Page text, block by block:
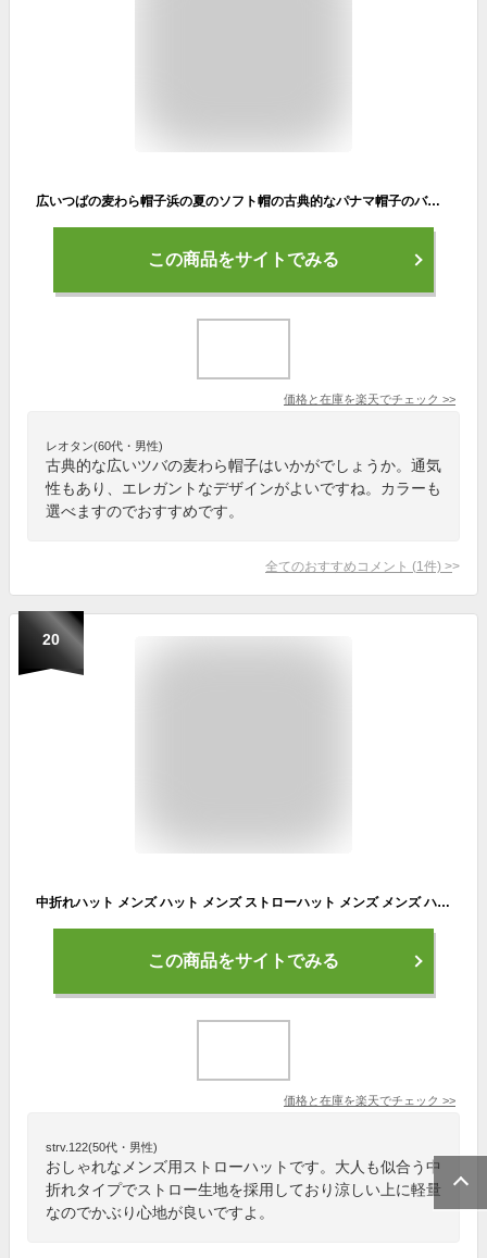
広いつばの麦わら帽子浜の夏のソフト帽の古典的なパナマ帽子のバケツの帽子57-58cmのベージュ
この商品をサイトでみる
価格と在庫を楽天でチェック >>
レオタン(60代・男性)
古典的な広いツバの麦わら帽子はいかがでしょうか。通気
性もあり、エレガントなデザインがよいですね。カラーも
選べますのでおすすめです。
全てのおすすめコメント (1 件) >
20
中折れハット メンズ ハット メンズ ストローハット メンズ メンズ ハット 麦わら帽子 レディース 麦わら帽子 メンズ 中折れハット レディース 中折れハット 黒 春夏 中折れハット ハット 大きいサイズ ハット uv ハット 紫外線 ハット メンズ 夏 ストローハット レディース
この商品をサイトでみる
価格と在庫を楽天でチェック >>
strv.122(50代・男性)
おしゃれなメンズ用ストローハットです。大人も似合う中
折れタイプでストロー生地を採用しており涼しい上に軽量
なのでかぶり心地が良いですよ。